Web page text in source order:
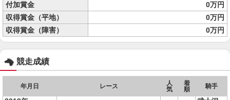
付加賞金
0万円
収得賞金（平地）
0万円
収得賞金（障害）
0万円
競走成績
年月日 レース
人
気
着
順
騎手